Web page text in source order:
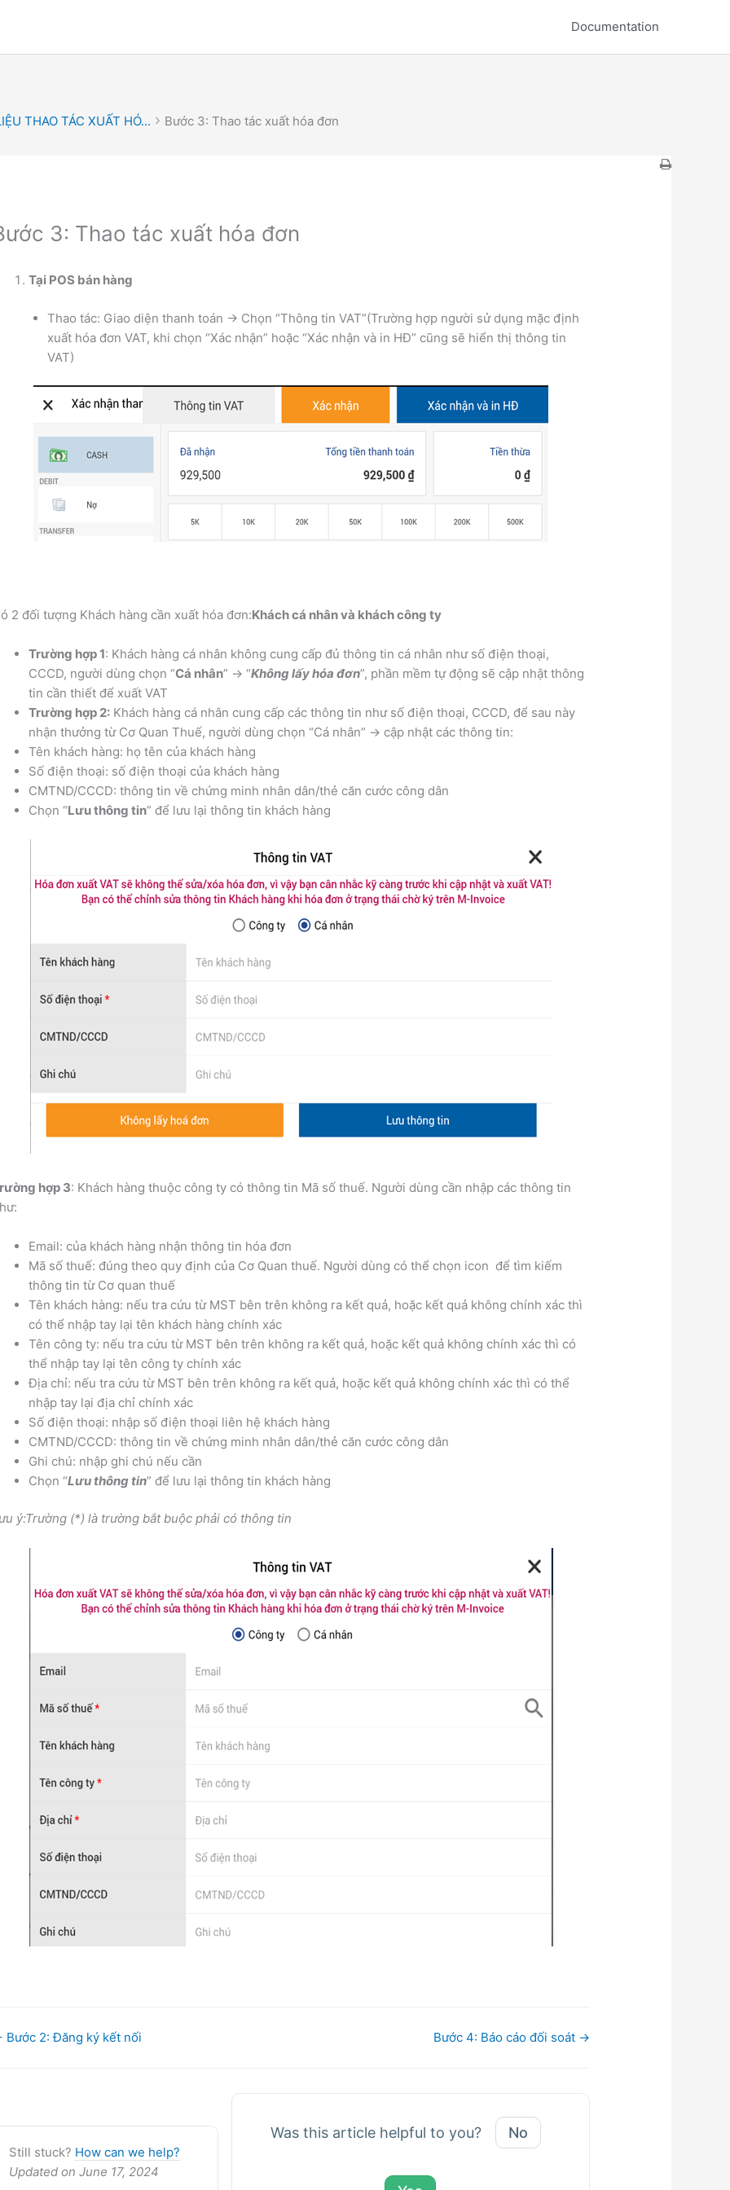
Documentation
THAO TÁC XUẤT HÓ... Bước 3: Thao tác xuất hóa đơn
3: Thao tác xuất hóa đơn
Tại POS bán hàng
Thao tác: Giao diện thanh toán -> Chọn “Thông tin VAT”(Trường hợp người sử dụng mặc định
xuất hóa đơn VAT, khi chọn “Xác nhận” hoặc “Xác nhận và in HĐ” cũng sẽ hiển thị thông tin
VAT)
2 đối tượng Khách hàng cần xuất hóa đơn:Khách cá nhân và khách công ty
Trường hợp 1: Khách hàng cá nhân không cung cấp đủ thông tin cá nhân như số điện thoại,
CCCD, người dùng chọn “Cá nhân” -> “Không lấy hóa đơn”, phần mềm tự động sẽ cập nhật thông
tin cần thiết để xuất VAT
Trường hợp 2: Khách hàng cá nhân cung cấp các thông tin như số điện thoại, CCCD, để sau này
nhận thưởng từ Cơ Quan Thuế, người dùng chọn “Cá nhân” -> cập nhật các thông tin:
Tên khách hàng: họ tên của khách hàng
Số điện thoại: số điện thoại của khách hàng
CMTND/CCCD: thông tin về chứng minh nhân dân/thẻ căn cước công dân
Chọn “Lưu thông tin” để lưu lại thông tin khách hàng
hợp 3: Khách hàng thuộc công ty có thông tin Mã số thuế. Người dùng cần nhập các thông tin
Email: của khách hàng nhận thông tin hóa đơn
Mã số thuế: đúng theo quy định của Cơ Quan thuế. Người dùng có thể chọn icon để tìm kiếm
thông tin từ Cơ quan thuế
Tên khách hàng: nếu tra cứu từ MST bên trên không ra kết quả, hoặc kết quả không chính xác thì
có thể nhập tay lại tên khách hàng chính xác
Tên công ty: nếu tra cứu từ MST bên trên không ra kết quả, hoặc kết quả không chính xác thì có
thể nhập tay lại tên công ty chính xác
Địa chỉ: nếu tra cứu từ MST bên trên không ra kết quả, hoặc kết quả không chính xác thì có thể
nhập tay lại địa chỉ chính xác
Số điện thoại: nhập số điện thoại liên hệ khách hàng
CMTND/CCCD: thông tin về chứng minh nhân dân/thẻ căn cước công dân
Ghi chú: nhập ghi chú nếu cần
Chọn “Lưu thông tin” để lưu lại thông tin khách hàng
ý:Trường (*) là trường bắt buộc phải có thông tin
Bước 2: Đăng ký kết nối Bước 4: Báo cáo đối soát →
Still stuck? How can we help?
Updated on June 17, 2024
Was this article helpful to you? No